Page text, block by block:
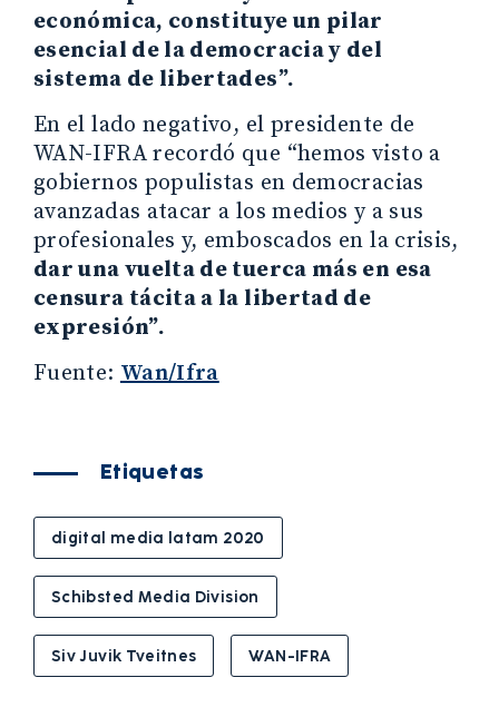
económica, constituye un pilar
esencial de la democracia y del
sistema de libertades”.
En el lado negativo, el presidente de
WAN-IFRA recordó que “hemos visto a
gobiernos populistas en democracias
avanzadas atacar a los medios y a sus
profesionales y, emboscados en la crisis,
dar una vuelta de tuerca más en esa
censura tácita a la libertad de
expresión”.
Fuente:Wan/Ifra
Etiquetas
digital media latam 2020
Schibsted Media Division
Siv Juvik Tveitnes WAN-IFRA